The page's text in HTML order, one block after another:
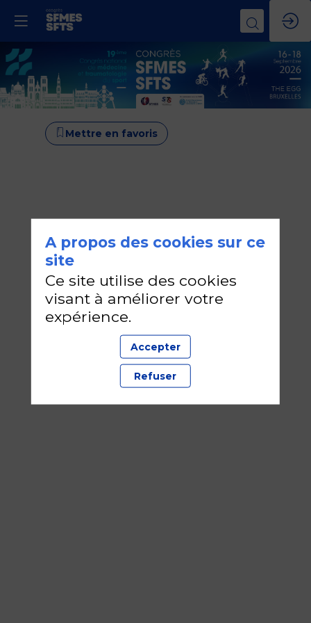
Mettre en favoris
A propos des cookies sur ce
site
Ce site utilise des cookies
visant à améliorer votre
expérience.
Accepter
Refuser